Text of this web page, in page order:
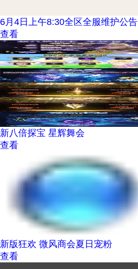
6月4日上午8:30全区全服维护公告
查看
新八倍探宝 星辉舞会
查看
新版狂欢 微风商会夏日宠粉
查看